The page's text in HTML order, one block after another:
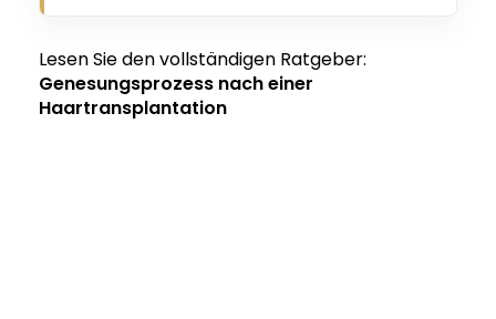
Lesen Sie den vollständigen Ratgeber:
Genesungsprozess nach einer
Haartransplantation